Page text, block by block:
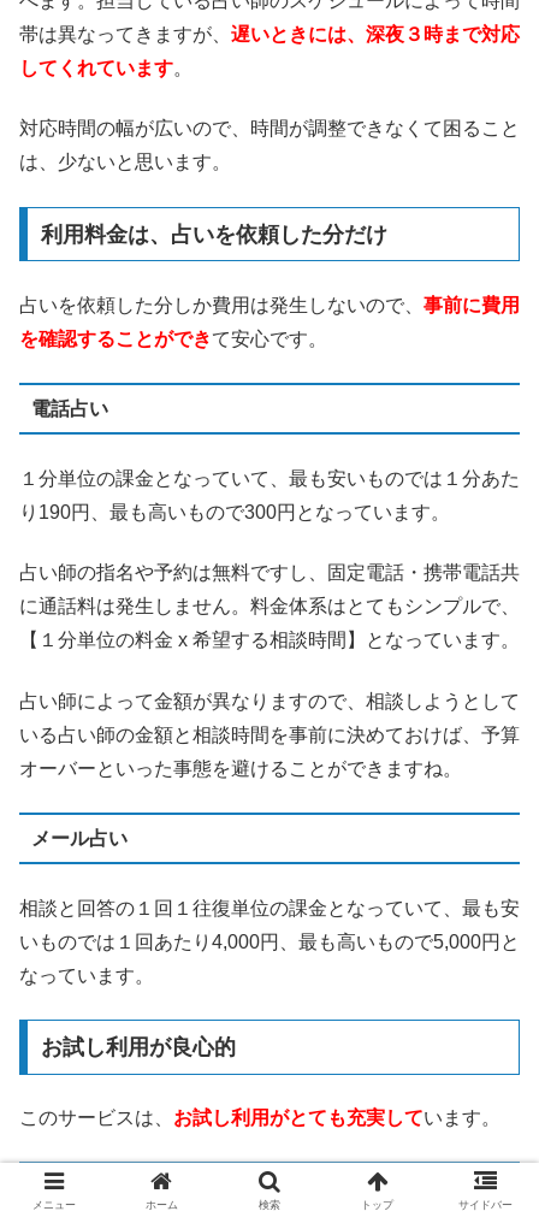
帯は異なってきますが、 遅いときには、深夜３時まで対応
してくれています。
対応時間の幅が広いので、時間が調整できなくて困ること
は、少ないと思います。
利用料金は、占いを依頼した分だけ
占いを依頼した分しか費用は発生しないので、 事前に費用
を確認することができて安心です。
電話占い
１分単位の課金となっていて、最も安いものでは１分あた
り190円、最も高いもので300円となっています。
占い師の指名や予約は無料ですし、固定電話・携帯電話共
に通話料は発生しません。料金体系はとてもシンプルで、
【１分単位の料金 x 希望する相談時間】となっています。
占い師によって金額が異なりますので、相談しようとして
いる占い師の金額と相談時間を事前に決めておけば、予算
オーバーといった事態を避けることができますね。
メール占い
相談と回答の１回１往復単位の課金となっていて、最も安
いものでは１回あたり4,000円、最も高いもので5,000円と
なっています。
お試し利用が良心的
このサービスは、 お試し利用がとても充実しています。
3,000円分の無料相談ポイント
メニュー ホーム 検索 トップ サイドバー